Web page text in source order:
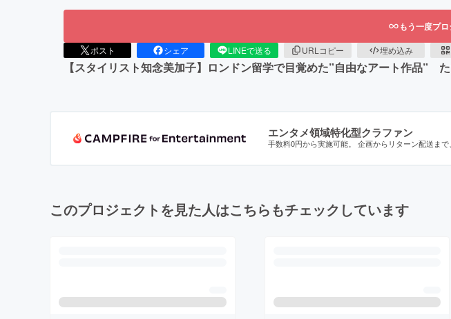
もう一度プ
ポスト シェア LINEで送る URLコピー 埋め込み
【スタイリスト知念美加子】ロンドン留学で目覚めた”自由なアート作品”
エンタメ領域特化型クラファン
手数料0円から実施可能。 企画からリターン配送ま
このプロジェクトを見た人はこちらもチェックしています